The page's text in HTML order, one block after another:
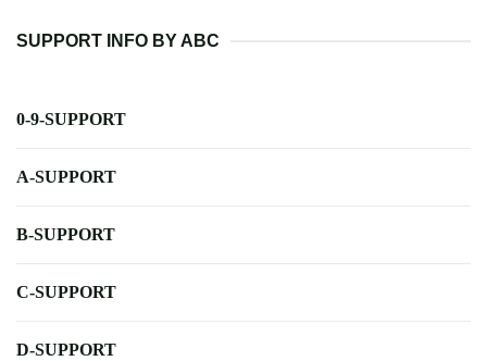
SUPPORT INFO BY ABC
0-9-SUPPORT
A-SUPPORT
B-SUPPORT
C-SUPPORT
D-SUPPORT